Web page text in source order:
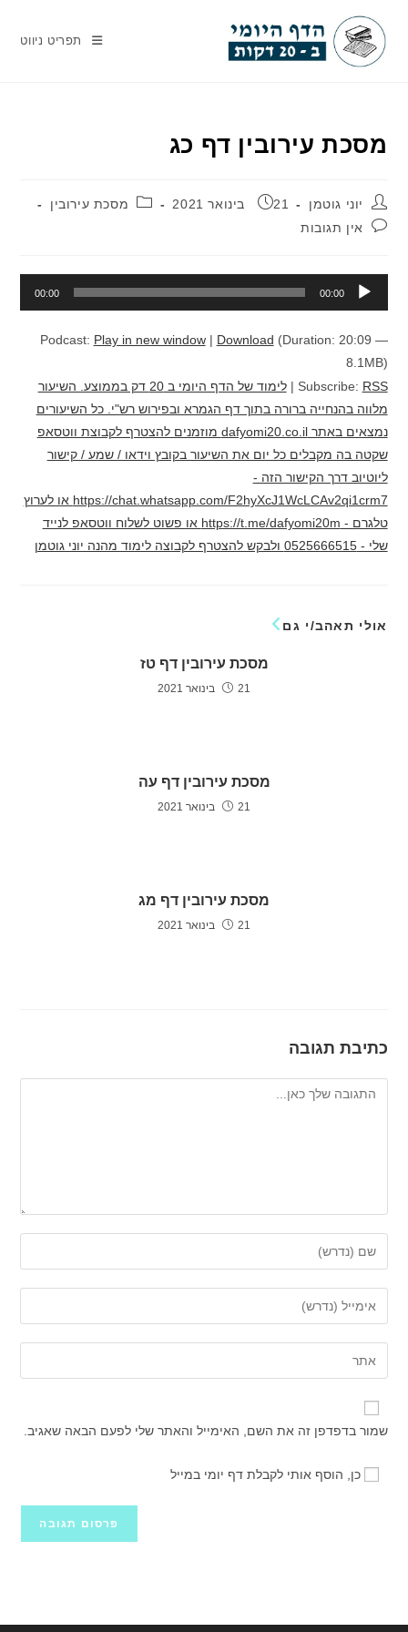
content
תפריט ניווט
מסכת עירובין דף כג
מחבר:יוני גוטמן פורסם:
21 בינואר 2021 קטגוריה:מסכת עירובין
תגובות:אין תגובות
00:00
00:00
Podcast: Play in new window| Download (Duration: 20:09 —
8.1MB)
Subscribe: RSS
|
לימוד של הדף היומי ב 20 דק בממוצע. השיעור
מלווה בהנחייה ברורה בתוך דף הגמרא ובפירוש רש"י. כל השיעורים
נמצאים באתר dafyomi20.co.il מוזמנים להצטרף לקבוצת ווטסאפ
שקטה בה מקבלים כל יום את השיעור בקובץ וידאו / שמע / קישור
ליוטיוב דרך הקישור הזה -
https://chat.whatsapp.com/F2hyXcJ1WcLCAv2qi1crm7 או לערוץ
טלגרם - https://t.me/dafyomi20m או פשוט לשלוח ווטסאפ לנייד
שלי - 0525666515 ולבקש להצטרף לקבוצה לימוד מהנה יוני גוטמן
אולי תאהב/י גם
מסכת עירובין דף טז
21 בינואר 2021
מסכת עירובין דף עה
21 בינואר 2021
מסכת עירובין דף מג
21 בינואר 2021
כתיבת תגובה
להגיב
את
השם
שלך
שם
משתמש
כדי
להגיב
את
כתובת
דואר
שלך
כדי
את
כתובת
שלך
שמור בדפדפן זה את השם, האימייל והאתר שלי לפעם הבאה שאגיב.
כן, הוסף אותי לקבלת דף יומי במייל